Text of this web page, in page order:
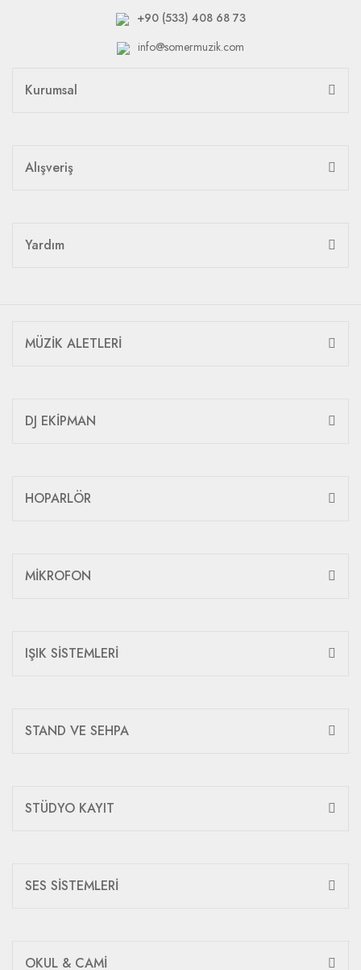
+90 (533) 408 68 73
info@somermuzik.com
Kurumsal
Alışveriş
Yardım
MÜZİK ALETLERİ
DJ EKİPMAN
HOPARLÖR
MİKROFON
IŞIK SİSTEMLERİ
STAND VE SEHPA
STÜDYO KAYIT
SES SİSTEMLERİ
OKUL & CAMİ